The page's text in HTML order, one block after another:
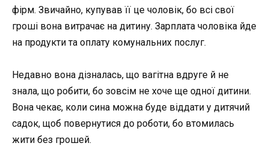
фірм. Звичайно, купував її це чоловік, бо всі свої
гроші вона витрачає на дитину. Зарплата чоловіка йде
на продукти та оплату комунальних послуг.
Недавно вона дізналась, що вагітна вдруге й не
знала, що робити, бо зовсім не хоче ще одної дитини.
Вона чекає, коли сина можна буде віддати у дитячий
садок, щоб повернутися до роботи, бо втомилась
жити без грошей.